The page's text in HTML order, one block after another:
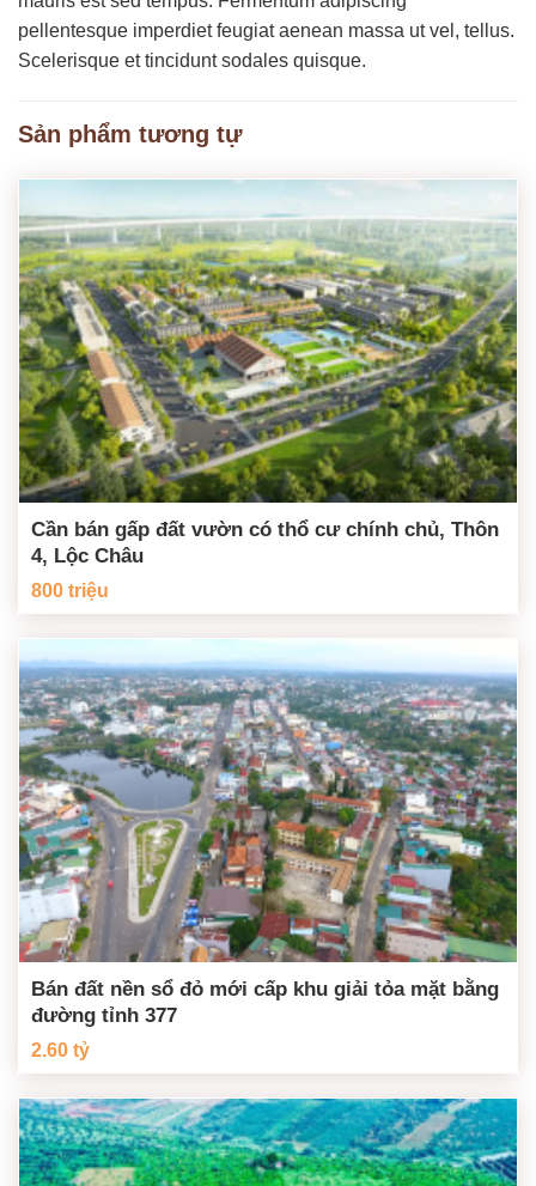
pellentesque imperdiet feugiat aenean massa ut vel, tellus.
Scelerisque et tincidunt sodales quisque.
Sản phẩm tương tự
Cần bán gấp đất vườn có thổ cư chính chủ, Thôn
4, Lộc Châu
800 triệu
Bán đất nền sổ đỏ mới cấp khu giải tỏa mặt bằng
đường tỉnh 377
2.60 tỷ